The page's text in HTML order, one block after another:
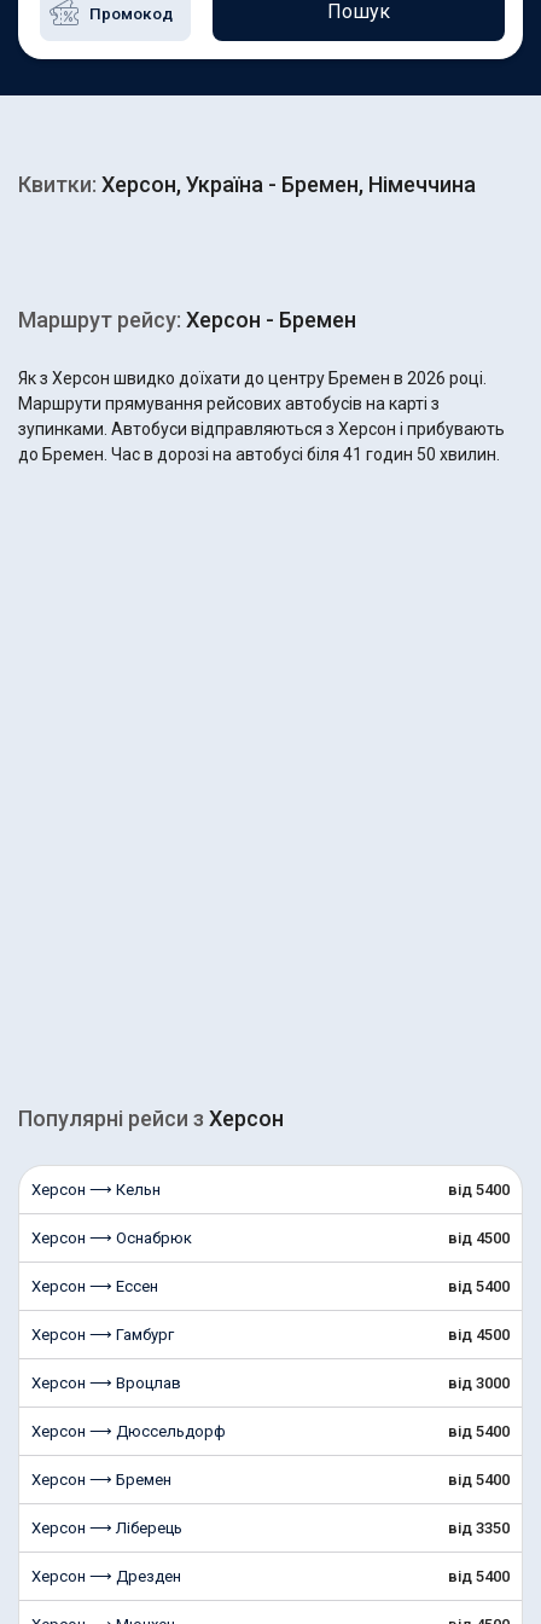
Пошук
Квитки: Херсон, Україна - Бремен, Німеччина
Маршрут рейсу: Херсон - Бремен
Як з Херсон швидко доїхати до центру Бремен в 2026 році.
Маршрути прямування рейсових автобусів на карті з
зупинками. Автобуси відправляються з Херсон і прибувають
до Бремен. Час в дорозі на автобусі біля 41 годин 50 хвилин.
Популярні рейcи з Херсон
Херсон ⟶ Кельн від 5400
Херсон ⟶ Оснабрюк від 4500
Херсон ⟶ Ессен від 5400
Херсон ⟶ Гамбург від 4500
Херсон ⟶ Вроцлав від 3000
Херсон ⟶ Дюссельдорф від 5400
Херсон ⟶ Бремен від 5400
Херсон ⟶ Ліберець від 3350
Херсон ⟶ Дрезден від 5400